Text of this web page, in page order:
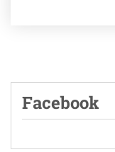
Facebook